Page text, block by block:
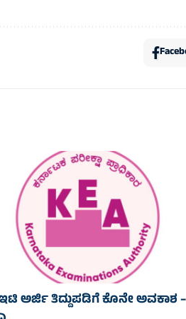
ಅರ್ಜಿ ತಿದ್ದುಪಡಿಗೆ ಕೊನೇ ಅವಕಾಶ –